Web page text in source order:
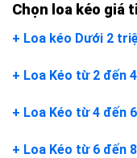
Chọn loa kéo giá
+ Loa kéo Dưới 2
+ Loa Kéo từ 2 đến
+ Loa Kéo từ 4 đến
+ Loa Kéo từ 6 đến